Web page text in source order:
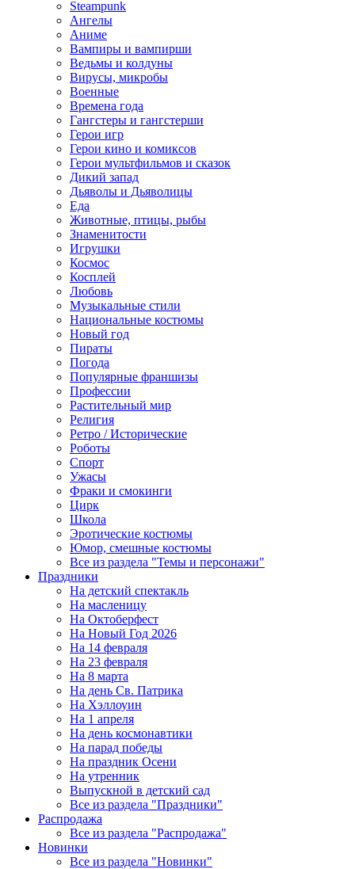
Steampunk
Ангелы
Аниме
Вампиры и вампирши
Ведьмы и колдуны
Вирусы, микробы
Военные
Времена года
Гангстеры и гангстерши
Герои игр
Герои кино и комиксов
Герои мультфильмов и сказок
Дикий запад
Дьяволы и Дьяволицы
Еда
Животные, птицы, рыбы
Знаменитости
Игрушки
Космос
Косплей
Любовь
Музыкальные стили
Национальные костюмы
Новый год
Пираты
Погода
Популярные франшизы
Профессии
Растительный мир
Религия
Ретро / Исторические
Роботы
Спорт
Ужасы
Фраки и смокинги
Цирк
Школа
Эротические костюмы
Юмор, смешные костюмы
Все из раздела "Темы и персонажи"
Праздники
На детский спектакль
На масленицу
На Октоберфест
На Новый Год 2026
На 14 февраля
На 23 февраля
На 8 марта
На день Св. Патрика
На Хэллоуин
На 1 апреля
На день космонавтики
На парад победы
На праздник Осени
На утренник
Выпускной в детский сад
Все из раздела "Праздники"
Распродажа
Все из раздела "Распродажа"
Новинки
Все из раздела "Новинки"